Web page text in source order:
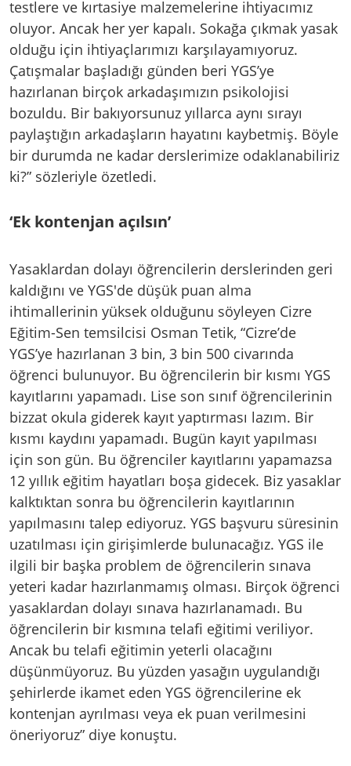
testlere ve kırtasiye malzemelerine ihtiyacımız
oluyor. Ancak her yer kapalı. Sokağa çıkmak yasak
olduğu için ihtiyaçlarımızı karşılayamıyoruz.
Çatışmalar başladığı günden beri YGS’ye
hazırlanan birçok arkadaşımızın psikolojisi
bozuldu. Bir bakıyorsunuz yıllarca aynı sırayı
paylaştığın arkadaşların hayatını kaybetmiş. Böyle
bir durumda ne kadar derslerimize odaklanabiliriz
ki?” sözleriyle özetledi.
‘Ek kontenjan açılsın’
Yasaklardan dolayı öğrencilerin derslerinden geri
kaldığını ve YGS'de düşük puan alma
ihtimallerinin yüksek olduğunu söyleyen Cizre
Eğitim-Sen temsilcisi Osman Tetik, “Cizre’de
YGS’ye hazırlanan 3 bin, 3 bin 500 civarında
öğrenci bulunuyor. Bu öğrencilerin bir kısmı YGS
kayıtlarını yapamadı. Lise son sınıf öğrencilerinin
bizzat okula giderek kayıt yaptırması lazım. Bir
kısmı kaydını yapamadı. Bugün kayıt yapılması
için son gün. Bu öğrenciler kayıtlarını yapamazsa
12 yıllık eğitim hayatları boşa gidecek. Biz yasaklar
kalktıktan sonra bu öğrencilerin kayıtlarının
yapılmasını talep ediyoruz. YGS başvuru süresinin
uzatılması için girişimlerde bulunacağız. YGS ile
ilgili bir başka problem de öğrencilerin sınava
yeteri kadar hazırlanmamış olması. Birçok öğrenci
yasaklardan dolayı sınava hazırlanamadı. Bu
öğrencilerin bir kısmına telafi eğitimi veriliyor.
Ancak bu telafi eğitimin yeterli olacağını
düşünmüyoruz. Bu yüzden yasağın uygulandığı
şehirlerde ikamet eden YGS öğrencilerine ek
kontenjan ayrılması veya ek puan verilmesini
öneriyoruz” diye konuştu.